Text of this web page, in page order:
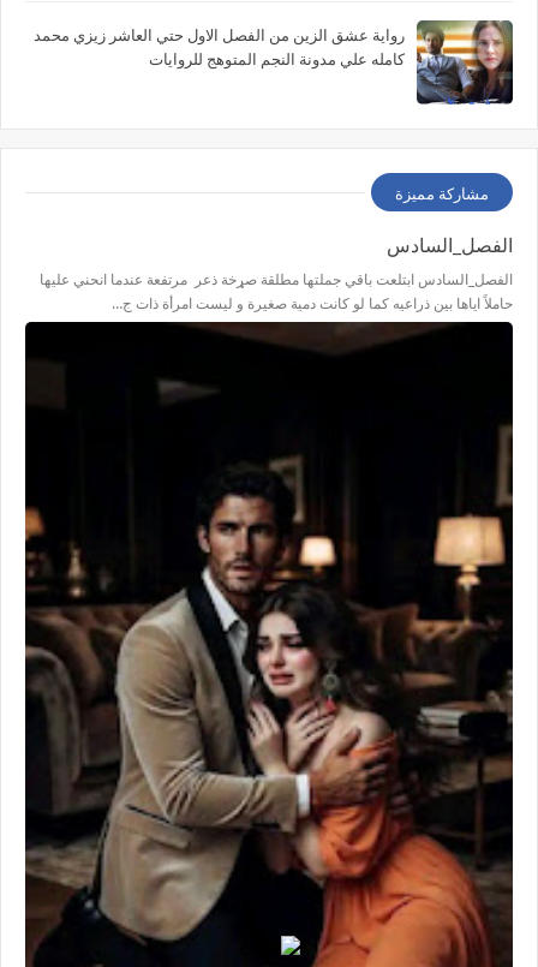
رواية عشق الزين من الفصل الاول حتي العاشر زيزي محمد
كامله علي مدونة النجم المتوهج للروايات
مشاركة مميزة
الفصل_السادس
الفصل_السادس ابتلعت باقي جملتها مطلقة صړخة ذعر مرتفعة عندما انحني عليها
حاملاً اياها بين ذراعيه كما لو كانت دمية صغيرة و ليست امرأة ذات ج…